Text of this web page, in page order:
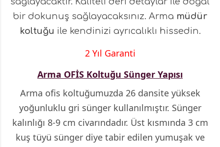
bir dokunuş sağlayacaksınız. Arma müdür
koltuğu ile kendinizi ayrıcalıklı hissedin.
2 Yıl Garanti
Arma OFİS Koltuğu Sünger Yapısı
Arma ofis koltuğumuzda 26 dansite yüksek
yoğunluklu gri sünger kullanılmıştır. Sünger
kalınlığı 8-9 cm civarındadır. Üst kısmında 3 cm
kuş tüyü sünger diye tabir edilen yumuşak ve